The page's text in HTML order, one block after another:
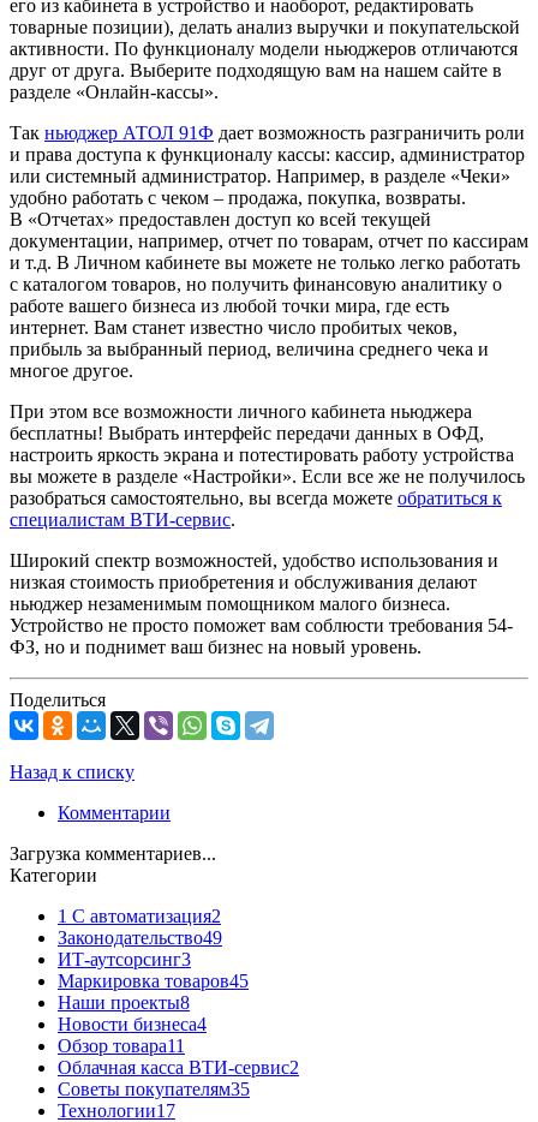
его из кабинета в устройство и наоборот, редактировать
товарные позиции), делать анализ выручки и покупательской
активности. По функционалу модели ньюджеров отличаются
друг от друга. Выберите подходящую вам на нашем сайте в
разделе «Онлайн-кассы».
Так ньюджер АТОЛ 91Ф дает возможность разграничить роли
и права доступа к функционалу кассы: кассир, администратор
или системный администратор. Например, в разделе «Чеки»
удобно работать с чеком – продажа, покупка, возвраты.
В «Отчетах» предоставлен доступ ко всей текущей
документации, например, отчет по товарам, отчет по кассирам
и т.д. В Личном кабинете вы можете не только легко работать
с каталогом товаров, но получить финансовую аналитику о
работе вашего бизнеса из любой точки мира, где есть
интернет. Вам станет известно число пробитых чеков,
прибыль за выбранный период, величина среднего чека и
многое другое.
При этом все возможности личного кабинета ньюджера
бесплатны! Выбрать интерфейс передачи данных в ОФД,
настроить яркость экрана и потестировать работу устройства
вы можете в разделе «Настройки». Если все же не получилось
разобраться самостоятельно, вы всегда можете обратиться к
специалистам ВТИ-сервис.
Широкий спектр возможностей, удобство использования и
низкая стоимость приобретения и обслуживания делают
ньюджер незаменимым помощником малого бизнеса.
Устройство не просто поможет вам соблюсти требования 54-
ФЗ, но и поднимет ваш бизнес на новый уровень.
Поделиться
Назад к списку
Комментарии
Загрузка комментариев...
Категории
1 C автоматизация2
Законодательство49
ИТ-аутсорсинг3
Маркировка товаров45
Наши проекты8
Новости бизнеса4
Обзор товара11
Облачная касса ВТИ-сервис2
Советы покупателям35
Технологии17